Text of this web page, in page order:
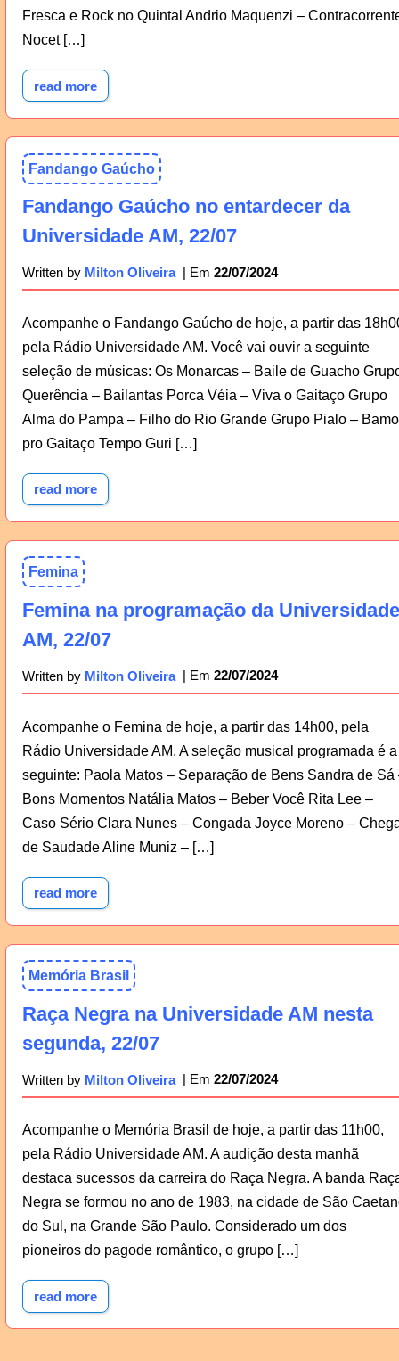
Fresca e Rock no Quintal Andrio Maquenzi –
Nocet […]
read more
Fandango Gaúcho
Fandango Gaúcho no entardecer da
Universidade AM, 22/07
Written by Milton Oliveira 22/07/2024
Acompanhe o Fandango Gaúcho de hoje, a partir das
pela Rádio Universidade AM. Você vai ouvir a seguinte
seleção de músicas: Os Monarcas – Baile de Guacho
Querência – Bailantas Porca Véia – Viva o Gaitaço Grupo
Alma do Pampa – Filho do Rio Grande Grupo Pialo – Bamo
pro Gaitaço Tempo Guri […]
read more
Femina
Femina na programação da Universidade
AM, 22/07
Written by Milton Oliveira 22/07/2024
Acompanhe o Femina de hoje, a partir das 14h00, pela
Rádio Universidade AM. A seleção musical programada é a
seguinte: Paola Matos – Separação de Bens Sandra de Sá
Bons Momentos Natália Matos – Beber Você Rita Lee –
Caso Sério Clara Nunes – Congada Joyce Moreno –
de Saudade Aline Muniz – […]
read more
Memória Brasil
Raça Negra na Universidade AM nesta
segunda, 22/07
Written by Milton Oliveira 22/07/2024
Acompanhe o Memória Brasil de hoje, a partir das 11h00,
pela Rádio Universidade AM. A audição desta manhã
destaca sucessos da carreira do Raça Negra. A banda
Negra se formou no ano de 1983, na cidade de São
do Sul, na Grande São Paulo. Considerado um dos
pioneiros do pagode romântico, o grupo […]
read more